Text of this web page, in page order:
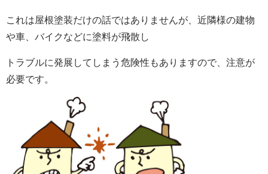
これは屋根塗装だけの話ではありませんが、近隣様の建物
や車、バイクなどに塗料が飛散し
トラブルに発展してしまう危険性もありますので、注意が
必要です。